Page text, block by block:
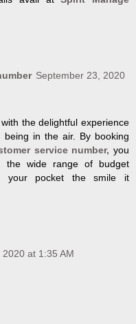
September 23, 2020
the delightful experience
in the air. By booking
service number, you
the wide range of budget
your pocket the smile it
at 1:35 AM